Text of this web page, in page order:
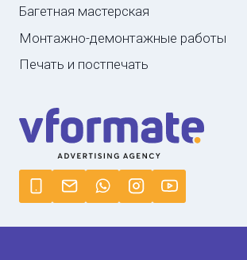
Багетная мастерская
Монтажно-демонтажные работы
Печать и постпечать